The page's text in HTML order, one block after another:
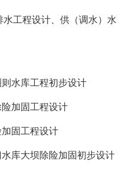
工程设计、供（调水）水
则水库工程初步设计
险加固工程设计
加固工程设计
水库大坝除险加固初步设计